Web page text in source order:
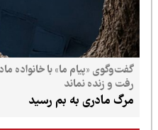
گفت‌وگوی «پیام ما» با خانواده مادری
رفت و زنده نماند
مرگ مادری به بم رسید